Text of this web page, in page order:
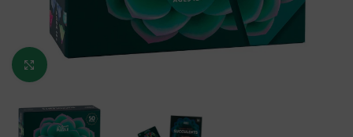
Κάντε κλικ για μεγέθυνση